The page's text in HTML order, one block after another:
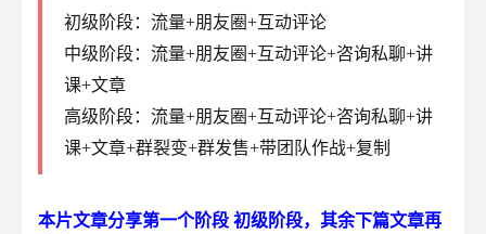
初级阶段：流量+朋友圈+互动评论
中级阶段：流量+朋友圈+互动评论+咨询私聊+讲
课+文章
高级阶段：流量+朋友圈+互动评论+咨询私聊+讲
课+文章+群裂变+群发售+带团队作战+复制
本片文章分享第一个阶段 初级阶段，其余下篇文章再